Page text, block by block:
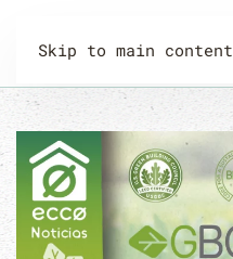
Skip to main content